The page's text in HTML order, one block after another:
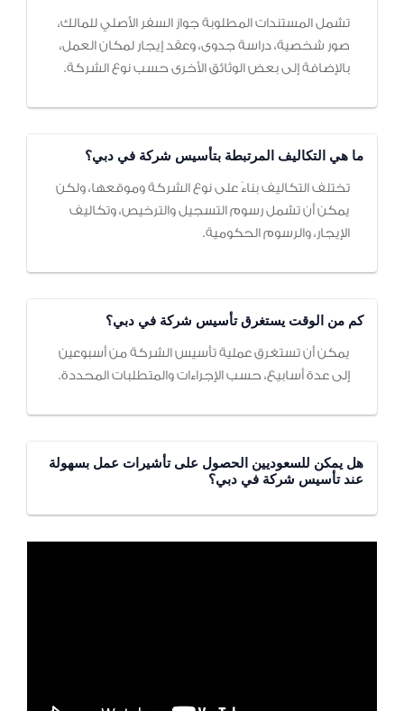
تشمل المستندات المطلوبة جواز السفر الأصلي للمالك،
صور شخصية، دراسة جدوى، وعقد إيجار لمكان العمل،
بالإضافة إلى بعض الوثائق الأخرى حسب نوع الشركة.
ما هي التكاليف المرتبطة بتأسيس شركة في دبي؟
تختلف التكاليف بناءً على نوع الشركة وموقعها، ولكن
يمكن أن تشمل رسوم التسجيل والترخيص، وتكاليف
الإيجار، والرسوم الحكومية.
كم من الوقت يستغرق تأسيس شركة في دبي؟
يمكن أن تستغرق عملية تأسيس الشركة من أسبوعين
إلى عدة أسابيع، حسب الإجراءات والمتطلبات المحددة.
هل يمكن للسعوديين الحصول على تأشيرات عمل بسهولة
عند تأسيس شركة في دبي؟